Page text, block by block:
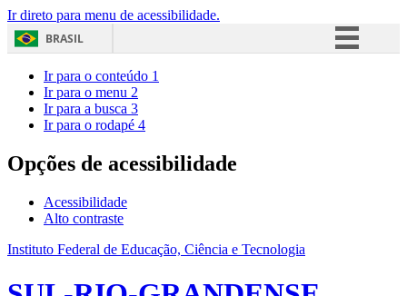
Ir direto para menu de acessibilidade.
BRASIL
Acesso à informação
Ir para o conteúdo 1
Ir para o menu 2
Ir para a busca 3
Ir para o rodapé 4
Opções de acessibilidade
Acessibilidade
Alto contraste
Instituto Federal de Educação, Ciência e Tecnologia